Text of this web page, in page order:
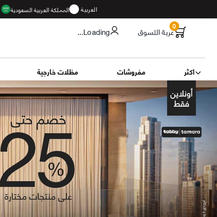
المملكة العربية السعودية العربية
...Loading عربة التسوق0
مظلات خارجية مفروشات اكثر